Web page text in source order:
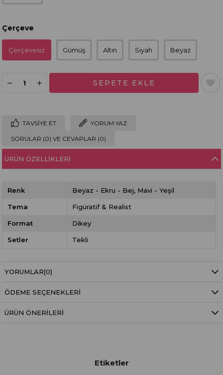
Çerçeve
Çerçevesiz Gümüş Altın Siyah Beyaz
TAVSIYE ET YORUM YAZ
SORULAR (0) VE CEVAPLAR (0)
ÜRÜN ÖZELLIKLERI
Renk Beyaz - Ekru - Bej Mavi - Yeşil
Tema Figüratif & Realist
Format Dikey
Setler Tekli
YORUMLAR(0)
ÖDEME SEÇENEKLERI
ÜRÜN ÖNERILERI
Etiketler